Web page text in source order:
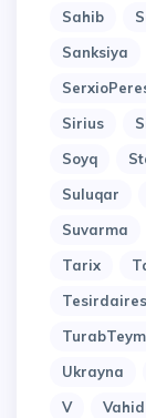
Sahib
Sanksiya
Sirius
Soyq
Suluqar
Suvarma
Tarix
Ukrayna
V
Vahid